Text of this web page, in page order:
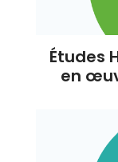
Études
en